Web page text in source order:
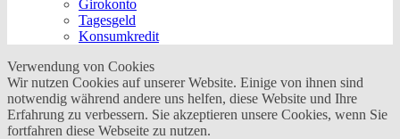
Girokonto
Tagesgeld
Konsumkredit
Verwendung von Cookies
Wir nutzen Cookies auf unserer Website. Einige von ihnen sind
notwendig während andere uns helfen, diese Website und Ihre
Erfahrung zu verbessern. Sie akzeptieren unsere Cookies, wenn Sie
fortfahren diese Webseite zu nutzen.